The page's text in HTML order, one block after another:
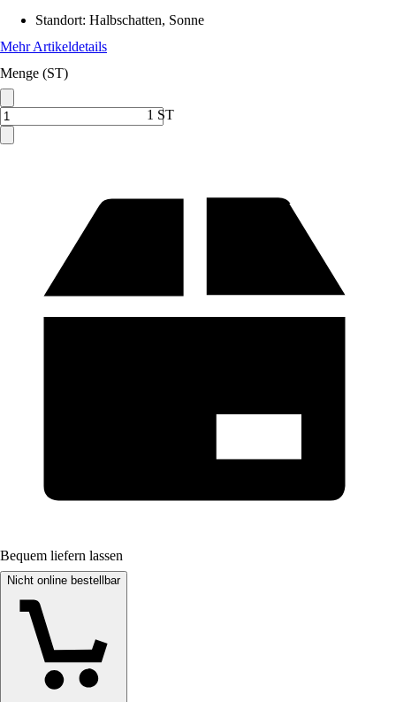
Standort: Halbschatten, Sonne
Mehr Artikeldetails
Menge (ST)
1 ST
Bequem liefern lassen
Nicht online bestellbar